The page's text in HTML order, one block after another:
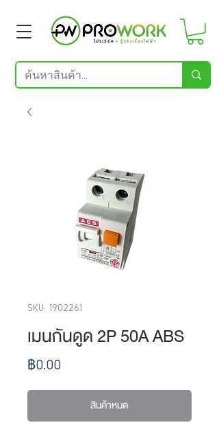
SKU: 1902261
เมนกันดูด 2P 50A ABS
฿0.00ราคา
สินค้าหมด